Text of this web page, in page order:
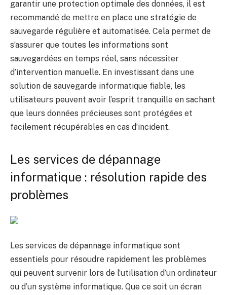
garantir une protection optimale des données, il est
recommandé de mettre en place une stratégie de
sauvegarde régulière et automatisée. Cela permet de
s’assurer que toutes les informations sont
sauvegardées en temps réel, sans nécessiter
d’intervention manuelle. En investissant dans une
solution de sauvegarde informatique fiable, les
utilisateurs peuvent avoir l’esprit tranquille en sachant
que leurs données précieuses sont protégées et
facilement récupérables en cas d’incident.
Les services de dépannage
informatique : résolution rapide des
problèmes
Les services de dépannage informatique sont
essentiels pour résoudre rapidement les problèmes
qui peuvent survenir lors de l’utilisation d’un ordinateur
ou d’un système informatique. Que ce soit un écran